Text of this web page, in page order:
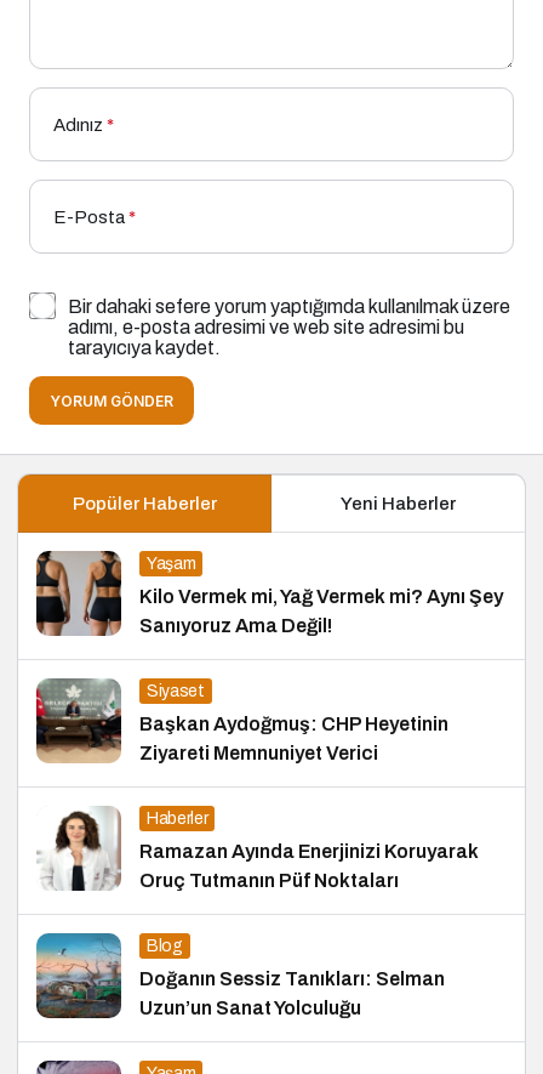
Adınız *
E-Posta*
Bir dahaki sefere yorum yaptığımda kullanılmak üzere
adımı, e-posta adresimi ve web site adresimi bu
tarayıcıya kaydet.
YORUM GÖNDER
Popüler Haberler Yeni Haberler
Yaşam
Kilo Vermek mi, Yağ Vermek mi? Aynı Şey
Sanıyoruz Ama Değil!
Siyaset
Başkan Aydoğmuş: CHP Heyetinin
Ziyareti Memnuniyet Verici
Haberler
Ramazan Ayında Enerjinizi Koruyarak
Oruç Tutmanın Püf Noktaları
Blog
Doğanın Sessiz Tanıkları: Selman
Uzun’un Sanat Yolculuğu